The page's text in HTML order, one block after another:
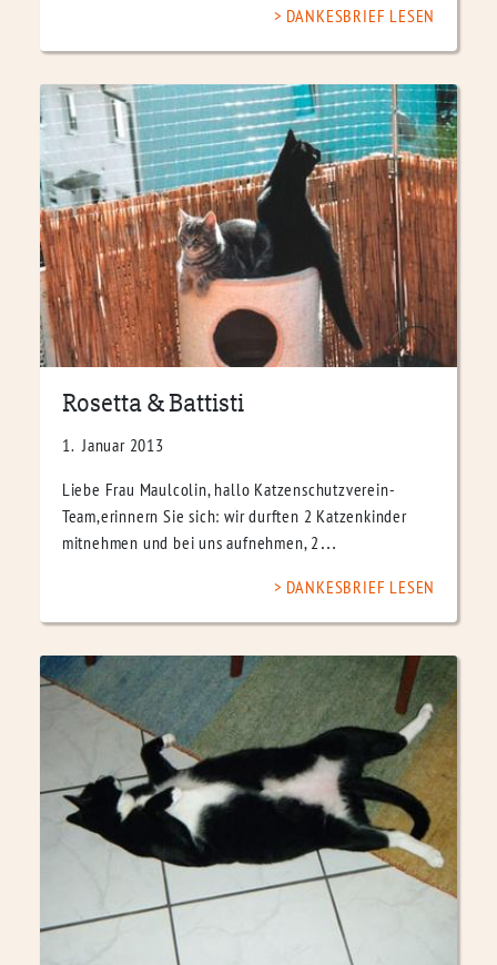
DANKESBRIEF LESEN
Rosetta & Battisti
1. Januar 2013
Liebe Frau Maulcolin, hallo Katzenschutzverein-
Team,erinnern Sie sich: wir durften 2 Katzenkinder
mitnehmen und bei uns aufnehmen, 2…
DANKESBRIEF LESEN